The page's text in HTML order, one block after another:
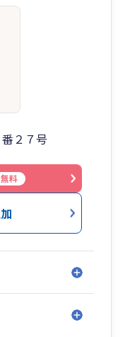
２７号
料